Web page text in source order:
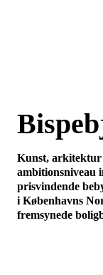
Kunst,
ambitionsniveau
prisvindende
i Københavns
fremsynede